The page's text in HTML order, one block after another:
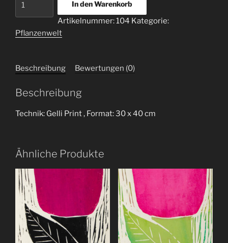
In den Warenkorb
Artikelnummer:104 Kategorie:
Pflanzenwelt
Beschreibung Bewertungen (0)
Beschreibung
Technik: Gelli Print , Format: 30 x 40 cm
Ähnliche Produkte